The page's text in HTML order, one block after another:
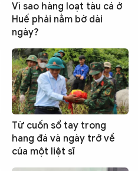
Vì sao hàng loạt tàu cá ở
Huế phải nằm bờ dài
ngày?
Từ cuốn sổ tay trong
hang đá và ngày trở về
của một liệt sĩ